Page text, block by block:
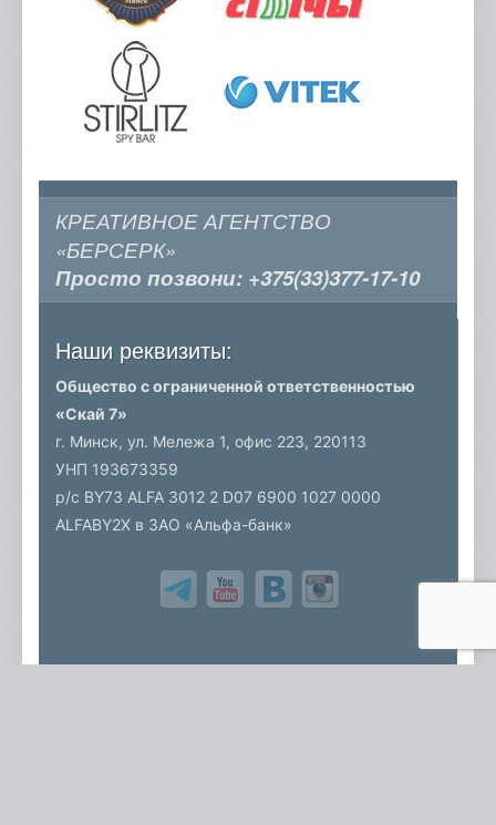
КРЕАТИВНОЕ АГЕНТСТВО
«БЕРСЕРК»
Просто позвони: +375(33)377-17-10
Наши реквизиты:
Общество с ограниченной ответственностью
«Скай 7»
г. Минск, ул. Мележа 1, офис 223, 220113
УНП 193673359
р/c BY73 ALFA 3012 2 D07 6900 1027 0000
ALFABY2X в ЗАО «Альфа-банк»